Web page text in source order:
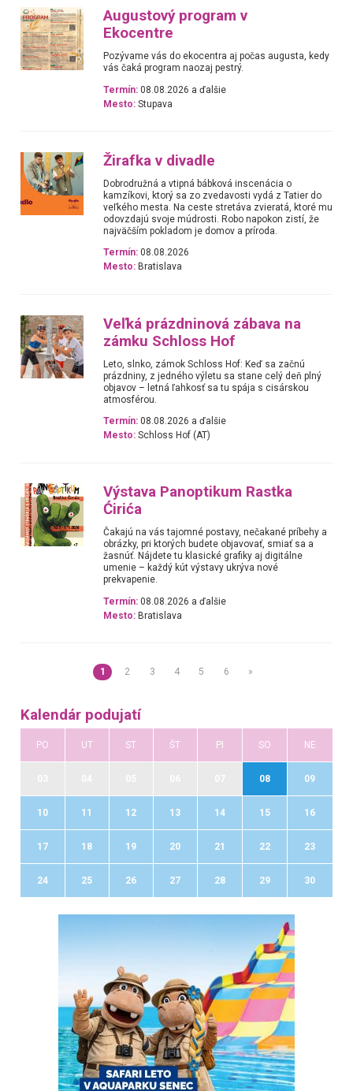
Augustový program v
Ekocentre
Pozývame vás do ekocentra aj počas augusta, kedy
vás čaká program naozaj pestrý.
Termín: 08.08.2026 a ďalšie
Mesto: Stupava
Žirafka v divadle
Dobrodružná a vtipná bábková inscenácia o
kamzíkovi, ktorý sa zo zvedavosti vydá z Tatier do
veľkého mesta. Na ceste stretáva zvieratá, ktoré mu
odovzdajú svoje múdrosti. Robo napokon zistí, že
najväčším pokladom je domov a príroda.
Termín: 08.08.2026
Mesto: Bratislava
Veľká prázdninová zábava na
zámku Schloss Hof
Leto, slnko, zámok Schloss Hof: Keď sa začnú
prázdniny, z jedného výletu sa stane celý deň plný
objavov – letná ľahkosť sa tu spája s cisárskou
atmosférou.
Termín: 08.08.2026 a ďalšie
Mesto: Schloss Hof (AT)
Výstava Panoptikum Rastka
Ćirića
Čakajú na vás tajomné postavy, nečakané príbehy a
obrázky, pri ktorých budete objavovať, smiať sa a
žasnúť. Nájdete tu klasické grafiky aj digitálne
umenie – každý kút výstavy ukrýva nové
prekvapenie.
Termín: 08.08.2026 a ďalšie
Mesto: Bratislava
1 2 3 4 5 6 »
Kalendár podujatí
PO UT ST ŠT PI SO NE
08 09
10 11 12 13 14 15 16
17 18 19 20 21 22 23
24 25 26 27 28 29 30